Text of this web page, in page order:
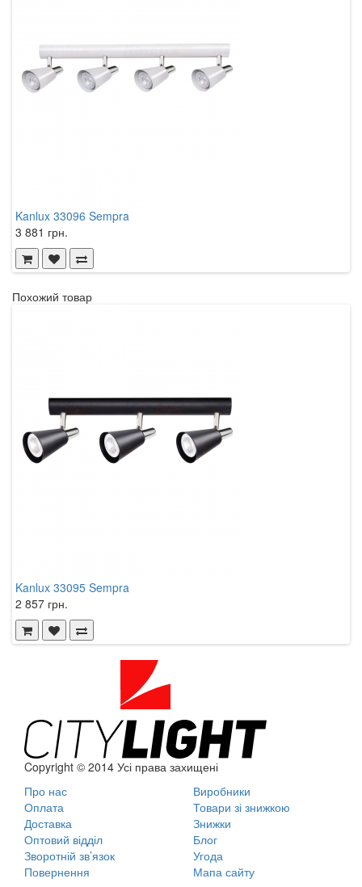
Kanlux 33096 Sempra
3 881 грн.
Похожий товар
Kanlux 33095 Sempra
2 857 грн.
Copyright © 2014 Усі права захищені
Про нас
Оплата
Доставка
Оптовий відділ
Зворотній зв’язок
Повернення
Виробники
Товари зі знижкою
Знижки
Блог
Угода
Мапа сайту